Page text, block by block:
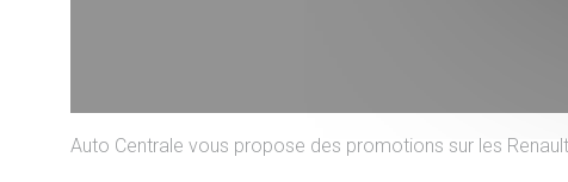
Auto Centrale vous propose des promotions sur les